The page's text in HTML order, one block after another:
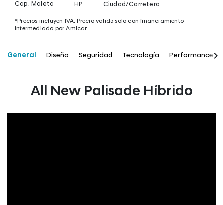
Cap. Maleta HP Ciudad/Carretera
*Precios incluyen IVA. Precio valido solo con financiamiento
intermediado por Amicar.
General Diseño Seguridad Tecnología Performancekeyboard_arrow_right
All New Palisade Híbrido